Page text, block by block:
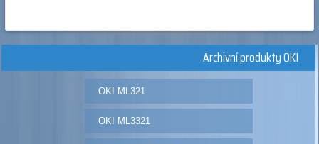
Archivní produkty OKI
OKI ML321
OKI ML3321